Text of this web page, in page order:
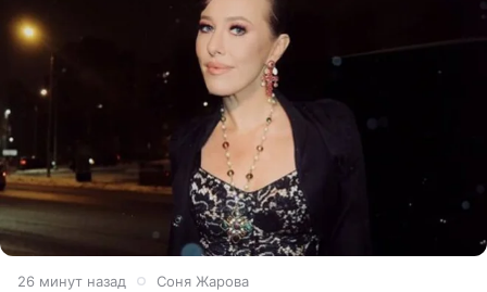
26 минут назад Соня Жарова